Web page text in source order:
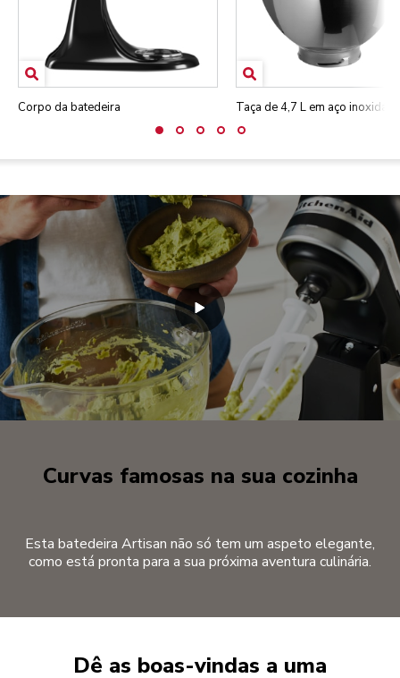
Corpo da batedeira Taça de 4,7 L em aço
Curvas famosas na sua cozinha
Esta batedeira Artisan não só tem um aspeto elegante,
como está pronta para a sua próxima aventura culinária.
Dê as boas-vindas a uma